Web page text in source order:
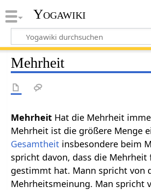
Yogawiki
Mehrheit
Hat die Mehrheit
Mehrheit ist die größere Menge
Gesamtheit insbesondere beim
spricht davon, dass die Mehrheit
gestimmt hat. Mann spricht von
Mehrheitsmeinung. Man spricht